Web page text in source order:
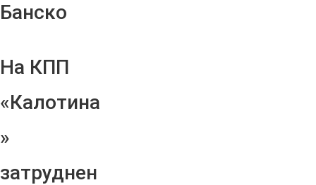
Банско
На КПП
«Калотина
»
затруднен